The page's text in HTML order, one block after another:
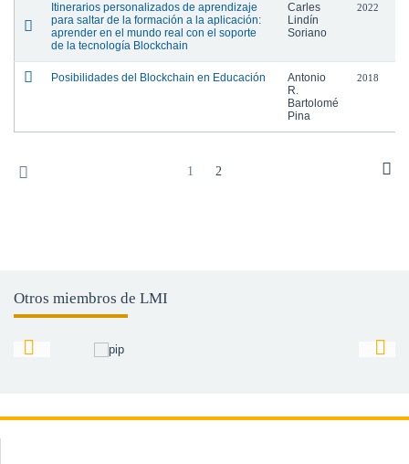
Itinerarios personalizados de aprendizaje
para saltar de la formación a la aplicación:
aprender en el mundo real con el soporte
de la tecnología Blockchain
Carles
Lindín
Soriano
2022
Posibilidades del Blockchain en Educación
Antonio
R.
Bartolomé
Pina
2018
1 2
Otros miembros de LMI
Josep Torelló Oliver